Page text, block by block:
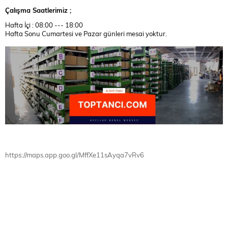
Çalışma Saatlerimiz ;
Hafta İçi : 08:00 --- 18:00
Hafta Sonu Cumartesi ve Pazar günleri mesai yoktur.
https://maps.app.goo.gl/MffXe11sAyqa7vRv6